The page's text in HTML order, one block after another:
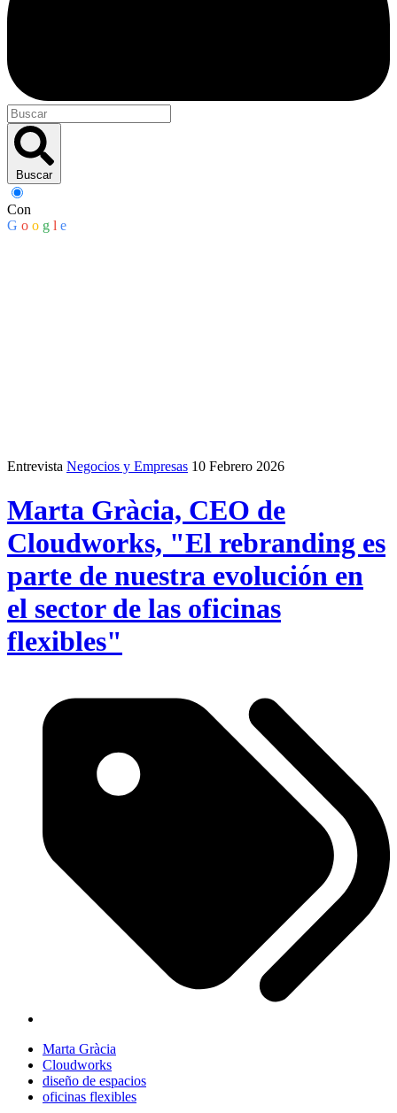
Buscar
Con
G o o g l e
Entrevista Negocios y Empresas 10 Febrero 2026
Marta Gràcia, CEO de
Cloudworks, "El rebranding es
parte de nuestra evolución en
el sector de las oficinas
flexibles"
Marta Gràcia
Cloudworks
diseño de espacios
oficinas flexibles